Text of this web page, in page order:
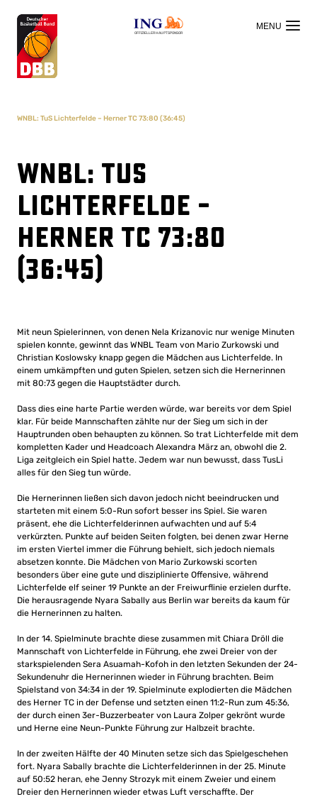
OFFIZIELLER HAUPTSPONSOR
WNBL: TuS Lichterfelde – Herner TC 73:80 (36:45)
WNBL: TuS
Lichterfelde –
Herner TC 73:80
(36:45)
Mit neun Spielerinnen, von denen Nela Krizanovic nur wenige Minuten
spielen konnte, gewinnt das WNBL Team von Mario Zurkowski und
Christian Koslowsky knapp gegen die Mädchen aus Lichterfelde. In
einem umkämpften und guten Spielen, setzen sich die Hernerinnen
mit 80:73 gegen die Hauptstädter durch.
Dass dies eine harte Partie werden würde, war bereits vor dem Spiel
klar. Für beide Mannschaften zählte nur der Sieg um sich in der
Hauptrunden oben behaupten zu können. So trat Lichterfelde mit dem
kompletten Kader und Headcoach Alexandra März an, obwohl die 2.
Liga zeitgleich ein Spiel hatte. Jedem war nun bewusst, dass TusLi
alles für den Sieg tun würde.
Die Hernerinnen ließen sich davon jedoch nicht beeindrucken und
starteten mit einem 5:0-Run sofort besser ins Spiel. Sie waren
präsent, ehe die Lichterfelderinnen aufwachten und auf 5:4
verkürzten. Punkte auf beiden Seiten folgten, bei denen zwar Herne
im ersten Viertel immer die Führung behielt, sich jedoch niemals
absetzen konnte. Die Mädchen von Mario Zurkowski scorten
besonders über eine gute und disziplinierte Offensive, während
Lichterfelde elf seiner 19 Punkte an der Freiwurflinie erzielen durfte.
Die herausragende Nyara Sabally aus Berlin war bereits da kaum für
die Hernerinnen zu halten.
In der 14. Spielminute brachte diese zusammen mit Chiara Dröll die
Mannschaft von Lichterfelde in Führung, ehe zwei Dreier von der
starkspielenden Sera Asuamah-Kofoh in den letzten Sekunden der 24-
Sekundenuhr die Hernerinnen wieder in Führung brachten. Beim
Spielstand von 34:34 in der 19. Spielminute explodierten die Mädchen
des Herner TC in der Defense und setzten einen 11:2-Run zum 45:36,
der durch einen 3er-Buzzerbeater von Laura Zolper gekrönt wurde
und Herne eine Neun-Punkte Führung zur Halbzeit brachte.
In der zweiten Hälfte der 40 Minuten setze sich das Spielgeschehen
fort. Nyara Sabally brachte die Lichterfelderinnen in der 25. Minute
auf 50:52 heran, ehe Jenny Strozyk mit einem Zweier und einem
Dreier den Hernerinnen wieder etwas Luft verschaffte. Der